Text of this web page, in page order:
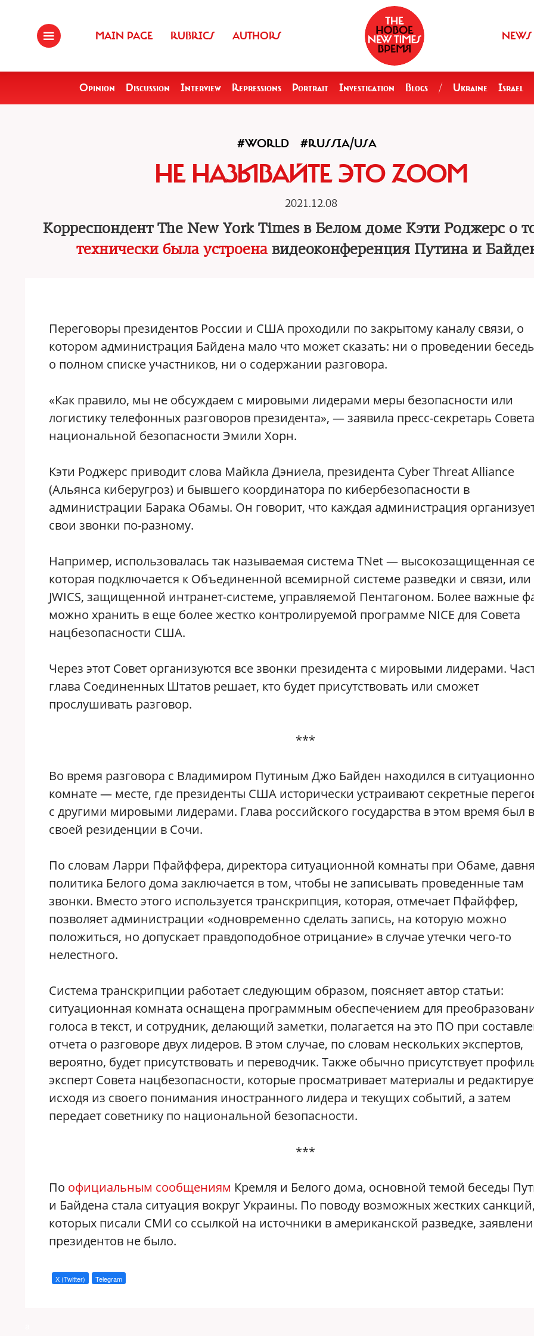
MAIN PAGE RUBRICS AUTHORS NEWS
Opinion Discussion Interview Repressions Portrait Investigation Blogs / Ukraine Israel
#WORLD #RUSSIA/USA
НЕ НАЗЫВАЙТЕ ЭТО ZOOM
2021.12.08
Корреспондент The New York Times в Белом доме Кэти Роджерс о
технически была устроенавидеоконференция Путина и
Переговоры президентов России и США проходили по закрытому каналу связи, о
котором администрация Байдена мало что может сказать: ни о проведении
о полном списке участников, ни о содержании разговора.
«Как правило, мы не обсуждаем с мировыми лидерами меры безопасности или
логистику телефонных разговоров президента», — заявила пресс-секретарь Совета
национальной безопасности Эмили Хорн.
Кэти Роджерс приводит слова Майкла Дэниела, президента Cyber Threat Alliance
(Альянса киберугроз) и бывшего координатора по кибербезопасности в
администрации Барака Обамы. Он говорит, что каждая администрация
свои звонки по-разному.
Например, использовалась так называемая система TNet — высокозащищенная
которая подключается к Объединенной всемирной системе разведки и связи, или
JWICS, защищенной интранет-системе, управляемой Пентагоном. Более важные
можно хранить в еще более жестко контролируемой программе NICE для Совета
нацбезопасности США.
Через этот Совет организуются все звонки президента с мировыми лидерами.
глава Соединенных Штатов решает, кто будет присутствовать или сможет
прослушивать разговор.
***
Во время разговора с Владимиром Путиным Джо Байден находился в
комнате — месте, где президенты США исторически устраивают секретные
с другими мировыми лидерами. Глава российского государства в этом время был в
своей резиденции в Сочи.
По словам Ларри Пфайффера, директора ситуационной комнаты при Обаме,
политика Белого дома заключается в том, чтобы не записывать проведенные там
звонки. Вместо этого используется транскрипция, которая, отмечает Пфайффер,
позволяет администрации «одновременно сделать запись, на которую можно
положиться, но допускает правдоподобное отрицание» в случае утечки чего-то
нелестного.
Система транскрипции работает следующим образом, поясняет автор статьи:
ситуационная комната оснащена программным обеспечением для
голоса в текст, и сотрудник, делающий заметки, полагается на это ПО при
отчета о разговоре двух лидеров. В этом случае, по словам нескольких экспертов,
вероятно, будет присутствовать и переводчик. Также обычно присутствует
эксперт Совета нацбезопасности, которые просматривает материалы и
исходя из своего понимания иностранного лидера и текущих событий, а затем
передает советнику по национальной безопасности.
***
По официальным сообщениям Кремля и Белого дома, основной темой беседы
и Байдена стала ситуация вокруг Украины. По поводу возможных жестких
которых писали СМИ со ссылкой на источники в американской разведке,
президентов не было.
X (Twitter) Telegram